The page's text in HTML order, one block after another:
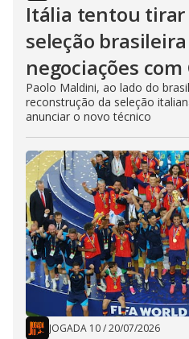
Itália tentou
seleção
negociações
Paolo Maldini, ao lado do
reconstrução da seleção
anunciar o novo técnico
JOGADA 10/20/07/2026